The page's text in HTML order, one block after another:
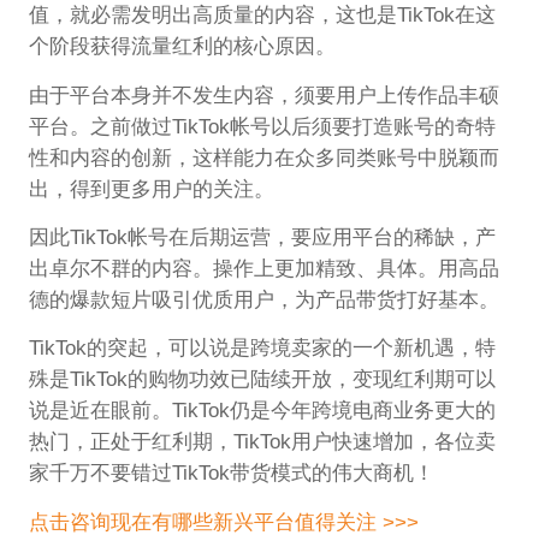
值，就必需发明出高质量的内容，这也是TikTok在这
个阶段获得流量红利的核心原因。
由于平台本身并不发生内容，须要用户上传作品丰硕
平台。之前做过TikTok帐号以后须要打造账号的奇特
性和内容的创新，这样能力在众多同类账号中脱颖而
出，得到更多用户的关注。
因此TikTok帐号在后期运营，要应用平台的稀缺，产
出卓尔不群的内容。操作上更加精致、具体。用高品
德的爆款短片吸引优质用户，为产品带货打好基本。
TikTok的突起，可以说是跨境卖家的一个新机遇，特
殊是TikTok的购物功效已陆续开放，变现红利期可以
说是近在眼前。TikTok仍是今年跨境电商业务更大的
热门，正处于红利期，TikTok用户快速增加，各位卖
家千万不要错过TikTok带货模式的伟大商机！
点击咨询现在有哪些新兴平台值得关注 >>>